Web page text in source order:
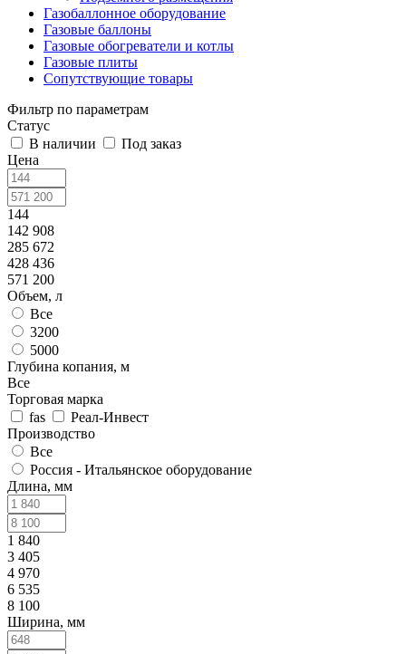
Газобаллонное оборудование
Газовые баллоны
Газовые обогреватели и котлы
Газовые плиты
Сопутствующие товары
Фильтр по параметрам
Статус
В наличии
Под заказ
Цена
144
142 908
285 672
428 436
571 200
Объем, л
Все
3200
5000
Глубина копания, м
Все
Торговая марка
fas
Реал-Инвест
Производство
Все
Россия - Итальянское оборудование
Длина, мм
1 840
3 405
4 970
6 535
8 100
Ширина, мм